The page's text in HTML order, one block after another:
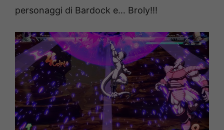
personaggi di Bardock e… Broly!!!